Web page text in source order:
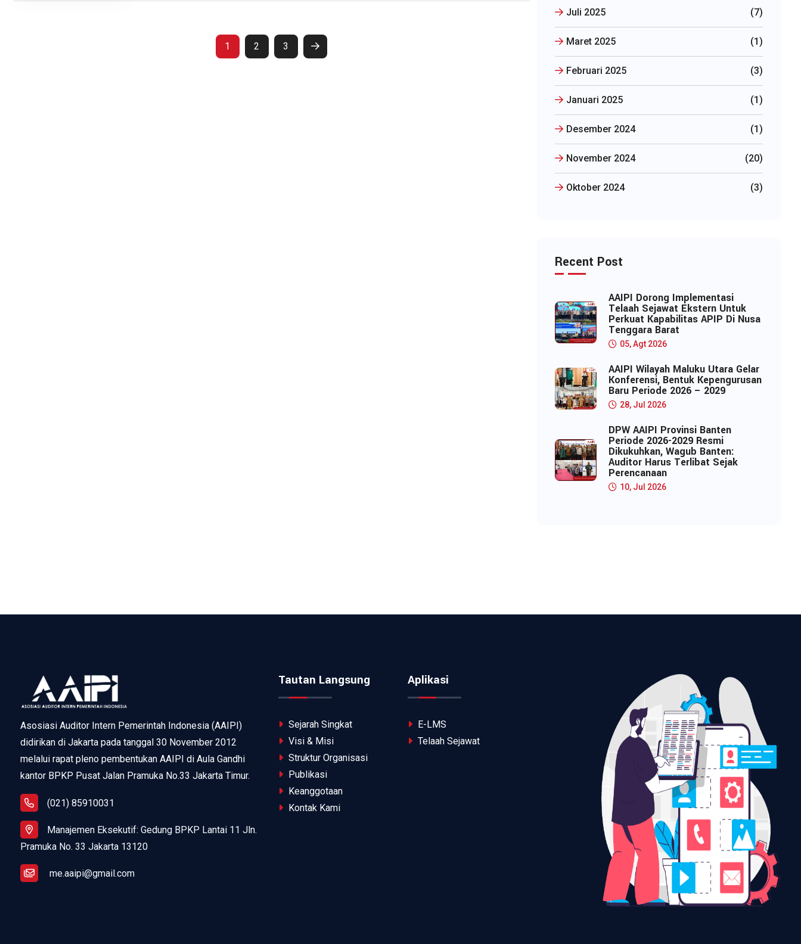
1 2 3
Juli 2025 (7)
Maret 2025 (1)
Februari 2025 (3)
Januari 2025 (1)
Desember 2024 (1)
November 2024 (20)
Oktober 2024 (3)
Recent Post
AAIPI Dorong Implementasi
Telaah Sejawat Ekstern Untuk
Perkuat Kapabilitas APIP Di Nusa
Tenggara Barat
05, Agt 2026
AAIPI Wilayah Maluku Utara Gelar
Konferensi, Bentuk Kepengurusan
Baru Periode 2026 – 2029
28, Jul 2026
DPW AAIPI Provinsi Banten
Periode 2026-2029 Resmi
Dikukuhkan, Wagub Banten:
Auditor Harus Terlibat Sejak
Perencanaan
10, Jul 2026
Asosiasi Auditor Intern Pemerintah Indonesia (AAIPI)
didirikan di Jakarta pada tanggal 30 November 2012
melalui rapat pleno pembentukan AAIPI di Aula Gandhi
kantor BPKP Pusat Jalan Pramuka No.33 Jakarta Timur.
(021) 85910031
Manajemen Eksekutif: Gedung BPKP Lantai 11 Jln.
Pramuka No. 33 Jakarta 13120
me.aaipi@gmail.com
Tautan Langsung
Sejarah Singkat
Visi & Misi
Struktur Organisasi
Publikasi
Keanggotaan
Kontak Kami
Aplikasi
E-LMS
Telaah Sejawat